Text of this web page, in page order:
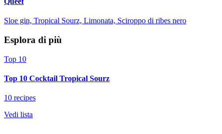
Sloe gin, Tropical Sourz, Limonata, Sciroppo di ribes nero
Esplora di più
Top 10
Top 10 Cocktail Tropical Sourz
10 recipes
Vedi lista